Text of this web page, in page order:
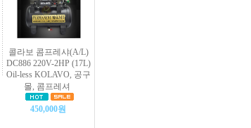
콜라보 콤프레샤(A/L)
DC886 220V-2HP (17L)
Oil-less KOLAVO, 공구
몰, 콤프레셔
450,000원